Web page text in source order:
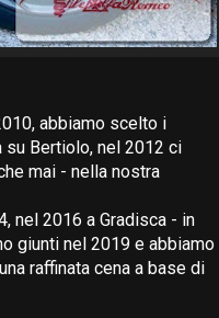
abbiamo scelto i
Bertiolo, nel 2012 ci
mai - nella nostra
nel 2016 a Gradisca - in
giunti nel 2019 e abbiamo
raffinata cena a base di